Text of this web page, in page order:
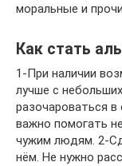
моральные и
Как стать
1-При наличии
лучше с
разочароваться
важно помогать
чужим людям. 2-
нём. Не нужно